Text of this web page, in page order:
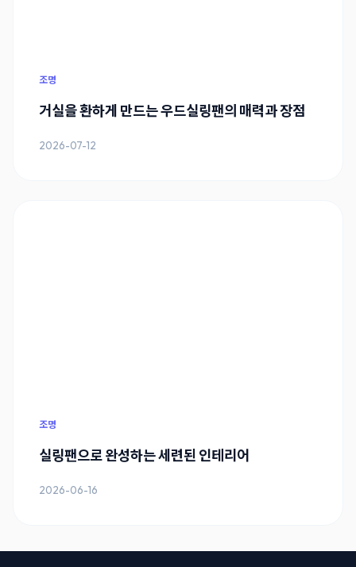
조명
거실을 환하게 만드는 우드실링팬의 매력과 장점
2026-07-12
조명
실링팬으로 완성하는 세련된 인테리어
2026-06-16